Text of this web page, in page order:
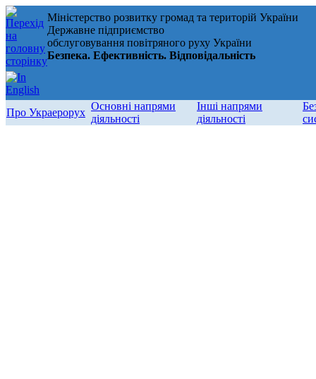
Міністерство розвитку громад та територій України
Державне підприємство
обслуговування повітряного руху України
Безпека. Ефективність. Відповідальність
Про Украерорух
Основні напрями
діяльності
Інші напрями
діяльності